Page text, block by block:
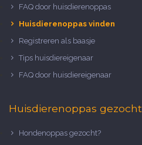
FAQ door huisdierenoppas
Huisdierenoppas vinden
Registreren als baasje
Tips huisdiereigenaar
FAQ door huisdiereigenaar
Huisdierenoppas gezocht
Hondenoppas gezocht?